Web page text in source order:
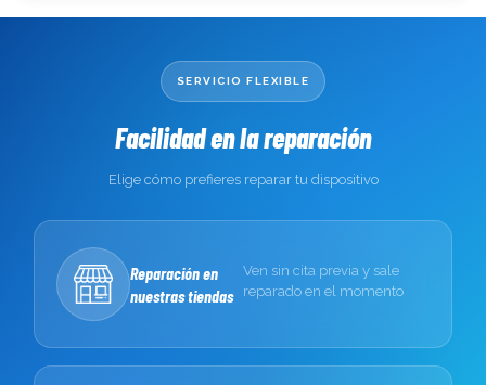
SERVICIO FLEXIBLE
Facilidad en la reparación
Elige cómo prefieres reparar tu dispositivo
Reparación en
nuestras tiendas
Ven sin cita previa y sale
reparado en el momento